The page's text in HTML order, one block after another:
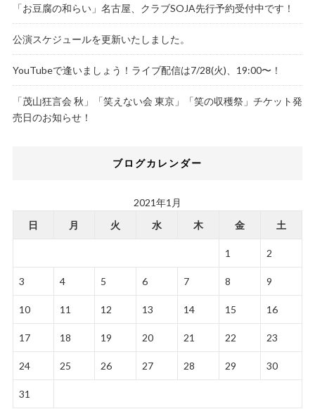
「お豆腐の和らい」名古屋、クラブSOJA先行予約受付中です！
公演スケジュールを更新いたしました。
YouTubeで逢いましょう！ライブ配信は7/28(火)、19:00〜！
「茂山狂言会 秋」「笑えない会 東京」「笑の収穫祭」チケット発
売日のお知らせ！
ブログカレンダー
2021年1月
日
月 火 水 木 金 土
1 2
3 4 5 6 7 8 9
10 11 12 13 14 15 16
17 18 19 20 21 22 23
24 25 26 27 28 29 30
31